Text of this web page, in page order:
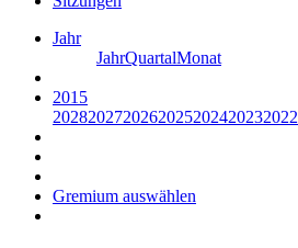
Jahr
JahrQuartalMonat
2015
2028202720262025202420232022
Gremium auswählen